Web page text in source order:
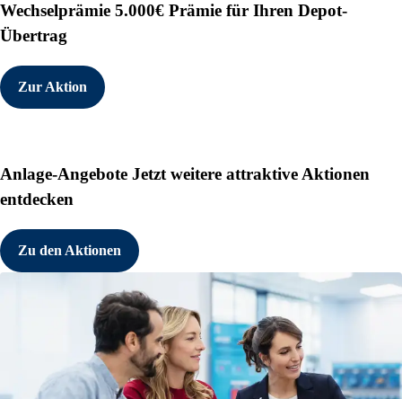
Wechselprämie 5.000€ Prämie für Ihren Depot-
Übertrag
Zur Aktion
Anlage-Angebote Jetzt weitere attraktive Aktionen
entdecken
Zu den Aktionen